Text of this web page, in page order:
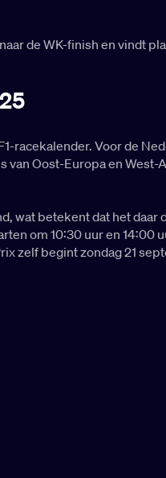
de WK-finish en vindt
racekalender. Voor de
Oost-Europa en
wat betekent dat het
om 10:30 uur en
zelf begint zondag 21